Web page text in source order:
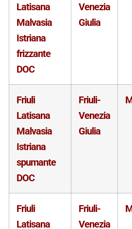
Latisana
Malvasia
Istriana
frizzante
DOC
Venezia
Giulia
Friuli
Latisana
Malvasia
Istriana
spumante
DOC
Friuli-
Venezia
Giulia
Friuli
Latisana
Friuli-
Venezia